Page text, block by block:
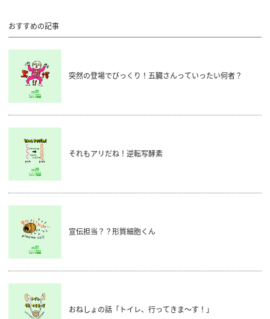
おすすめの記事
突然の登場でびっくり！五臓さんっていったい何者？
それもアリだね！逆転写酵素
宣伝担当？？形質細胞くん
おねしょの話「トイレ、行ってきま～す！」